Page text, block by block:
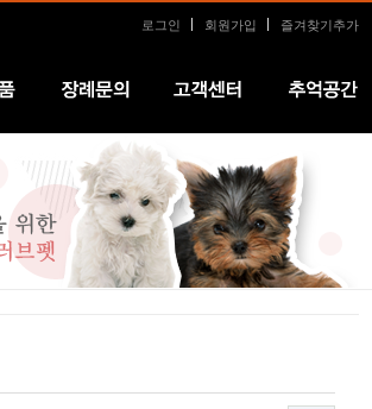
로그인 회원가입 즐겨찾기추가
장례문의 커뮤니티 추억공간